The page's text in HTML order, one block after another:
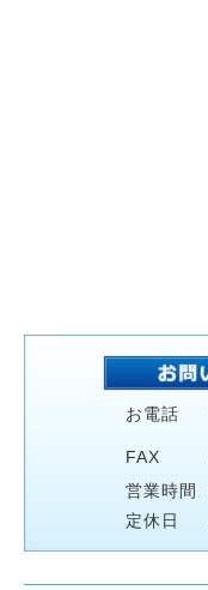
お電話
FAX
営業時間
定休日